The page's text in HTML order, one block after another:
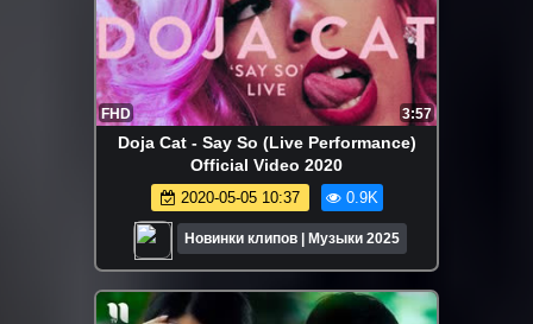
FHD 3:57
Doja Cat - Say So (Live Performance)
Official Video 2020
2020-05-05 10:37 0.9K
Новинки клипов | Музыки 2025